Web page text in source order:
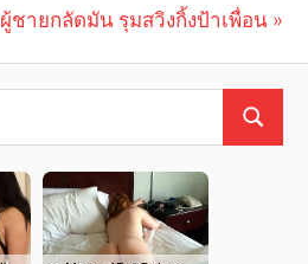
Next
ผู้ชายกลัดมัน รุมสวิงกิ้งป้าเพื่อน